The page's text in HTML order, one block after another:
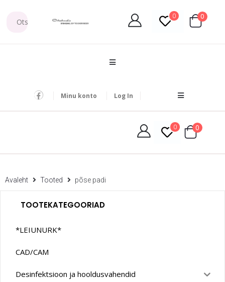
0 0
Minu konto Log In
0 0
Avaleht Tooted põse padi
TOOTEKATEGOORIAD
*LEIUNURK*
CAD/CAM
Desinfektsioon ja hooldusvahendid